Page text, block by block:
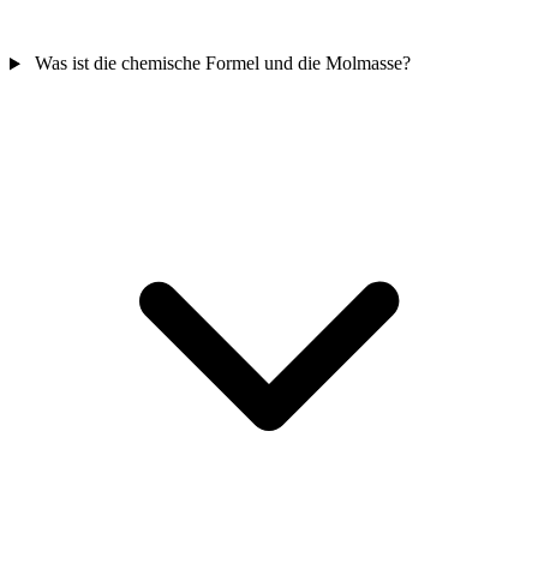
Was ist die chemische Formel und die Molmasse?